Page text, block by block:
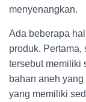
menyenangkan.
Ada beberapa
produk.
tersebut memiliki
bahan aneh
yang memiliki